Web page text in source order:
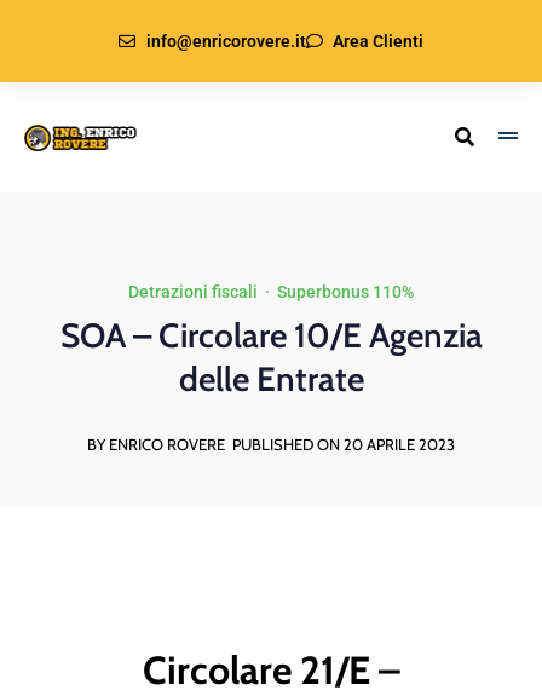
info@enricorovere.it Area Clienti
Detrazioni fiscali · Superbonus 110%
SOA – Circolare 10/E Agenzia
delle Entrate
BY ENRICO ROVERE PUBLISHED ON 20 APRILE 2023
Circolare 21/E –